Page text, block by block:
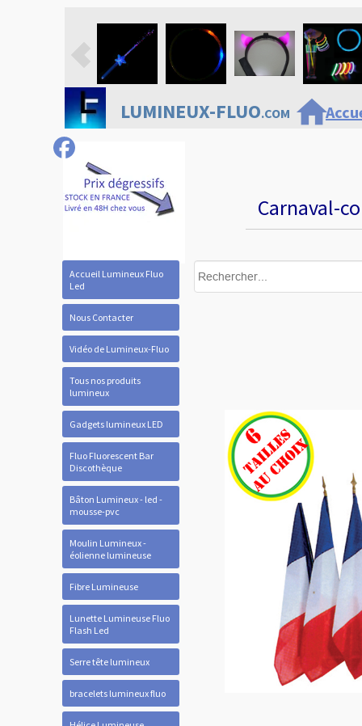
Accueil Lumineux Fluo
Led
Nous Contacter
Vidéo de Lumineux-Fluo
Tous nos produits
lumineux
Gadgets lumineux LED
Fluo Fluorescent Bar
Discothèque
Bâton Lumineux - led -
mousse-pvc
Moulin Lumineux -
éolienne lumineuse
Fibre Lumineuse
Lunette Lumineuse Fluo
Flash Led
Serre tête lumineux
bracelets lumineux fluo
LUMINEUX-FLUO.COMhome
Carnaval-